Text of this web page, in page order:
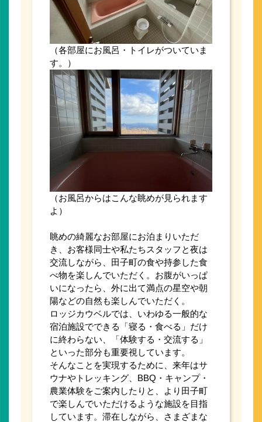
（各部屋にお風呂・トイレがついていま
す。）
（お風呂からはこんな眺めが見られます
よ）
眺めの綺麗なお部屋にお泊まりいただ
き、お客様同士や私たちスタッフと夜は
交流しながら、田子町の食や持参した食
べ物を楽しんでいただく。お腹がいっぱ
いになったら、外に出て満点の星空や朝
陽などの自然も楽しんでいただく。
ロッジカウベルでは、いわゆる一般的な
宿泊施設でできる「寝る・食べる」だけ
に終わらない、「体験する・交流する」
といった部分も重要視しています。
そんなことを実現するために、来年はサ
ウナやトレッキング、BBQ・キャンプ・
農業体験をご案内したりと、より田子町
で楽しんでいただけるような施設を目指
しています。滞在しながら、さまざまな